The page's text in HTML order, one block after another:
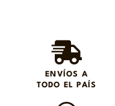
ENVÍOS A
TODO EL PAÍS